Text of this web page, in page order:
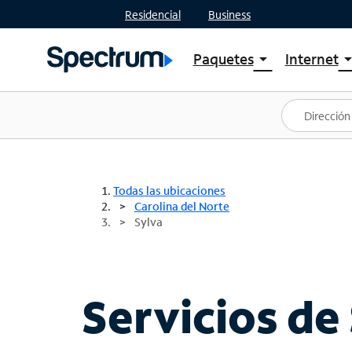
Residencial Business
Paquetesarrow_drop_down
Ver paquetes
Spectrum One
Mejores ofertas
Internetarrow_drop_down
Planes
Todas las ubicaciones
Carolina del Norte
Sylva
Servicios